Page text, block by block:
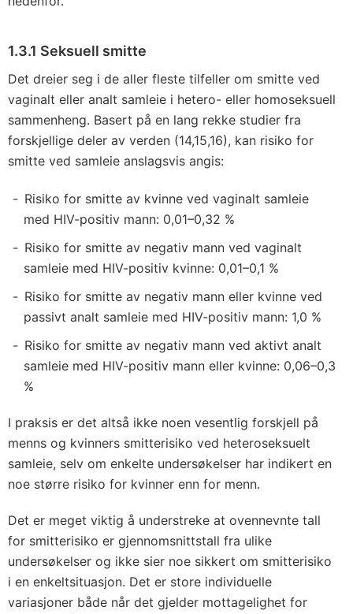
1.3.1 Seksuell smitte
Det dreier seg i de aller fleste tilfeller om smitte ved
vaginalt eller analt samleie i hetero- eller homoseksuell
sammenheng. Basert på en lang rekke studier fra
forskjellige deler av verden (14,15,16), kan risiko for
smitte ved samleie anslagsvis angis:
Risiko for smitte av kvinne ved vaginalt samleie
med HIV-positiv mann: 0,01–0,32 %
Risiko for smitte av negativ mann ved vaginalt
samleie med HIV-positiv kvinne: 0,01–0,1 %
Risiko for smitte av negativ mann eller kvinne ved
passivt analt samleie med HIV-positiv mann: 1,0 %
Risiko for smitte av negativ mann ved aktivt analt
samleie med HIV-positiv mann eller kvinne: 0,06–0,3
%
I praksis er det altså ikke noen vesentlig forskjell på
menns og kvinners smitterisiko ved heteroseksuelt
samleie, selv om enkelte undersøkelser har indikert en
noe større risiko for kvinner enn for menn.
Det er meget viktig å understreke at ovennevnte tall
for smitterisiko er gjennomsnittstall fra ulike
undersøkelser og ikke sier noe sikkert om smitterisiko
i en enkeltsituasjon. Det er store individuelle
variasjoner både når det gjelder mottagelighet for